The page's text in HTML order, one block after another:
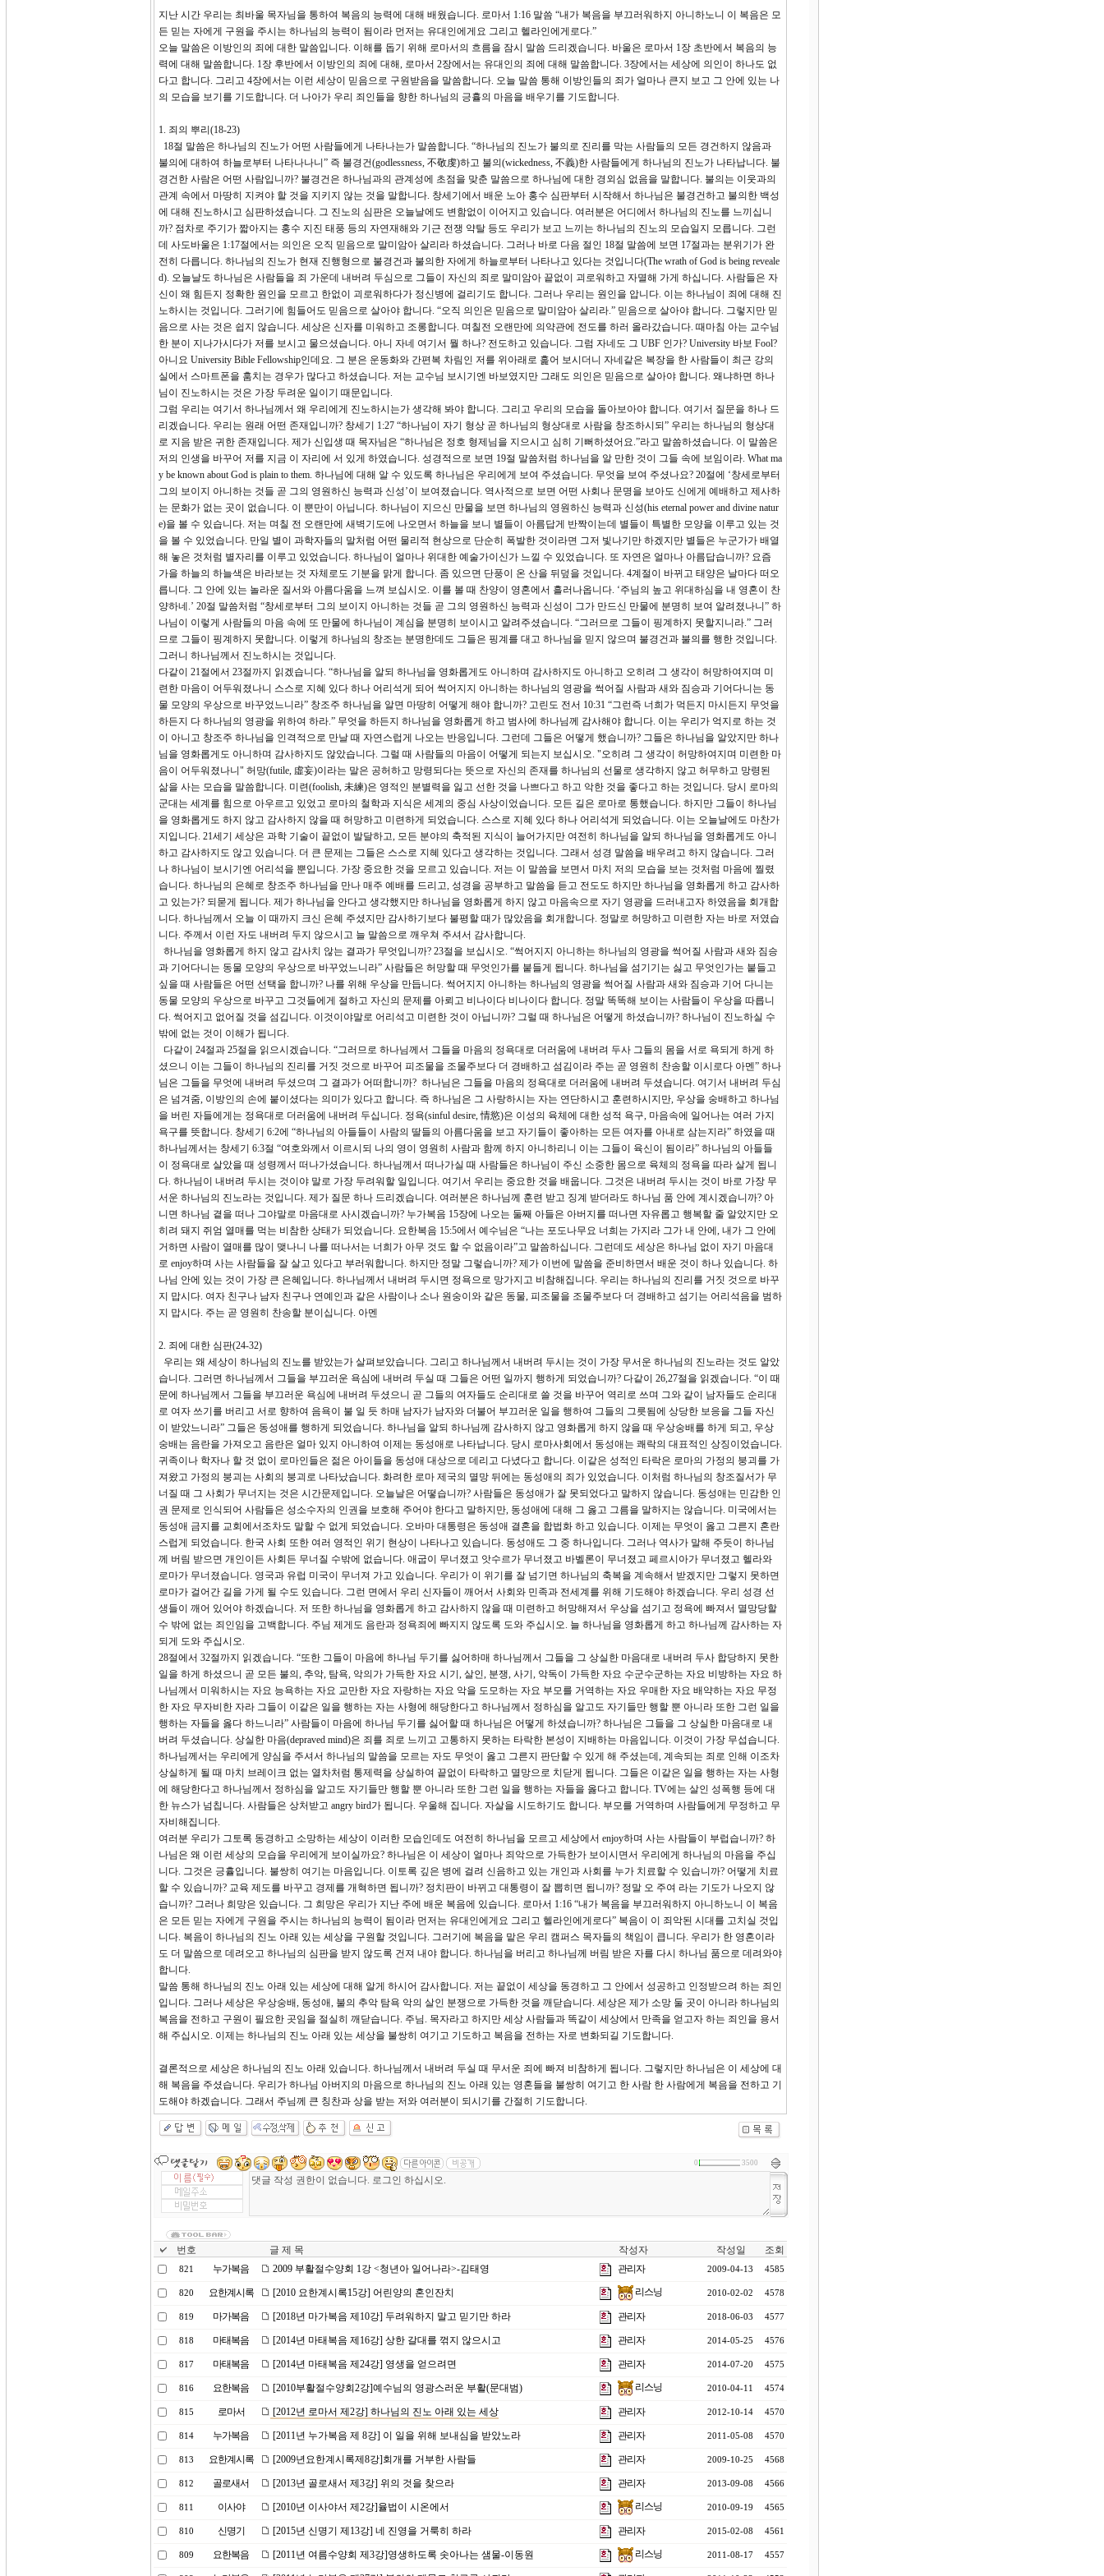
지난 시간 우리는 최바울 목자님을 통하여 복음의 능력에 대해 배웠습니다. 로마서 1:16 말씀 “내가 복음을 부끄러워하지 아니하노니 이 복음은 모
든 믿는 자에게 구원을 주시는 하나님의 능력이 됨이라 먼저는 유대인에게요 그리고 헬라인에게로다.”
오늘 말씀은 이방인의 죄에 대한 말씀입니다. 이해를 돕기 위해 로마서의 흐름을 잠시 말씀 드리겠습니다. 바울은 로마서 1장 초반에서 복음의 능
력에 대해 말씀합니다. 1장 후반에서 이방인의 죄에 대해, 로마서 2장에서는 유대인의 죄에 대해 말씀합니다. 3장에서는 세상에 의인이 하나도 없
다고 합니다. 그리고 4장에서는 이런 세상이 믿음으로 구원받음을 말씀합니다. 오늘 말씀 통해 이방인들의 죄가 얼마나 큰지 보고 그 안에 있는 나
의 모습을 보기를 기도합니다. 더 나아가 우리 죄인들을 향한 하나님의 긍휼의 마음을 배우기를 기도합니다.
1. 죄의 뿌리(18-23)
18절 말씀은 하나님의 진노가 어떤 사람들에게 나타나는가 말씀합니다. “하나님의 진노가 불의로 진리를 막는 사람들의 모든 경건하지 않음과
불의에 대하여 하늘로부터 나타나나니” 즉 불경건(godlessness, 不敬虔)하고 불의(wickedness, 不義)한 사람들에게 하나님의 진노가 나타납니다. 불
경건한 사람은 어떤 사람입니까? 불경건은 하나님과의 관계성에 초점을 맞춘 말씀으로 하나님에 대한 경외심 없음을 말합니다. 불의는 이웃과의
관계 속에서 마땅히 지켜야 할 것을 지키지 않는 것을 말합니다. 창세기에서 배운 노아 홍수 심판부터 시작해서 하나님은 불경건하고 불의한 백성
에 대해 진노하시고 심판하셨습니다. 그 진노의 심판은 오늘날에도 변함없이 이어지고 있습니다. 여러분은 어디에서 하나님의 진노를 느끼십니
까? 점차로 주기가 짧아지는 홍수 지진 태풍 등의 자연재해와 기근 전쟁 약탈 등도 우리가 보고 느끼는 하나님의 진노의 모습일지 모릅니다. 그런
데 사도바울은 1:17절에서는 의인은 오직 믿음으로 말미암아 살리라 하셨습니다. 그러나 바로 다음 절인 18절 말씀에 보면 17절과는 분위기가 완
전히 다릅니다. 하나님의 진노가 현재 진행형으로 불경건과 불의한 자에게 하늘로부터 나타나고 있다는 것입니다(The wrath of God is being reveale
d). 오늘날도 하나님은 사람들을 죄 가운데 내버려 두심으로 그들이 자신의 죄로 말미암아 끝없이 괴로워하고 자멸해 가게 하십니다. 사람들은 자
신이 왜 힘든지 정확한 원인을 모르고 한없이 괴로워하다가 정신병에 걸리기도 합니다. 그러나 우리는 원인을 압니다. 이는 하나님이 죄에 대해 진
노하시는 것입니다. 그러기에 힘들어도 믿음으로 살아야 합니다. “오직 의인은 믿음으로 말미암아 살리라.” 믿음으로 살아야 합니다. 그렇지만 믿
음으로 사는 것은 쉽지 않습니다. 세상은 신자를 미워하고 조롱합니다. 며칠전 오랜만에 의약관에 전도를 하러 올라갔습니다. 때마침 아는 교수님
한 분이 지나가시다가 저를 보시고 물으셨습니다. 아니 자네 여기서 뭘 하나? 전도하고 있습니다. 그럼 자네도 그 UBF 인가? University 바보 Fool?
아니요 University Bible Fellowship인데요. 그 분은 운동화와 간편복 차림인 저를 위아래로 훑어 보시더니 자네같은 복장을 한 사람들이 최근 강의
실에서 스마트폰을 훔치는 경우가 많다고 하셨습니다. 저는 교수님 보시기엔 바보였지만 그래도 의인은 믿음으로 살아야 합니다. 왜냐하면 하나
님이 진노하시는 것은 가장 두려운 일이기 때문입니다.
그럼 우리는 여기서 하나님께서 왜 우리에게 진노하시는가 생각해 봐야 합니다. 그리고 우리의 모습을 돌아보아야 합니다. 여기서 질문을 하나 드
리겠습니다. 우리는 원래 어떤 존재입니까? 창세기 1:27 “하나님이 자기 형상 곧 하나님의 형상대로 사람을 창조하시되” 우리는 하나님의 형상대
로 지음 받은 귀한 존재입니다. 제가 신입생 때 목자님은 “하나님은 정호 형제님을 지으시고 심히 기뻐하셨어요.”라고 말씀하셨습니다. 이 말씀은
저의 인생을 바꾸어 저를 지금 이 자리에 서 있게 하였습니다. 성경적으로 보면 19절 말씀처럼 하나님을 알 만한 것이 그들 속에 보임이라. What ma
y be known about God is plain to them. 하나님에 대해 알 수 있도록 하나님은 우리에게 보여 주셨습니다. 무엇을 보여 주셨나요? 20절에 ‘창세로부터
그의 보이지 아니하는 것들 곧 그의 영원하신 능력과 신성’이 보여졌습니다. 역사적으로 보면 어떤 사회나 문명을 보아도 신에게 예배하고 제사하
는 문화가 없는 곳이 없습니다. 이 뿐만이 아닙니다. 하나님이 지으신 만물을 보면 하나님의 영원하신 능력과 신성(his eternal power and divine natur
e)을 볼 수 있습니다. 저는 며칠 전 오랜만에 새벽기도에 나오면서 하늘을 보니 별들이 아름답게 반짝이는데 별들이 특별한 모양을 이루고 있는 것
을 볼 수 있었습니다. 만일 별이 과학자들의 말처럼 어떤 물리적 현상으로 단순히 폭발한 것이라면 그저 빛나기만 하겠지만 별들은 누군가가 배열
해 놓은 것처럼 별자리를 이루고 있었습니다. 하나님이 얼마나 위대한 예술가이신가 느낄 수 있었습니다. 또 자연은 얼마나 아름답습니까? 요즘
가을 하늘의 하늘색은 바라보는 것 자체로도 기분을 맑게 합니다. 좀 있으면 단풍이 온 산을 뒤덮을 것입니다. 4계절이 바뀌고 태양은 날마다 떠오
릅니다. 그 안에 있는 놀라운 질서와 아름다움을 느껴 보십시오. 이를 볼 때 찬양이 영혼에서 흘러나옵니다. ‘주님의 높고 위대하심을 내 영혼이 찬
양하네.’ 20절 말씀처럼 “창세로부터 그의 보이지 아니하는 것들 곧 그의 영원하신 능력과 신성이 그가 만드신 만물에 분명히 보여 알려졌나니” 하
나님이 이렇게 사람들의 마음 속에 또 만물에 하나님이 계심을 분명히 보이시고 알려주셨습니다. “그러므로 그들이 핑계하지 못할지니라.” 그러
므로 그들이 핑계하지 못합니다. 이렇게 하나님의 창조는 분명한데도 그들은 핑계를 대고 하나님을 믿지 않으며 불경건과 불의를 행한 것입니다.
그러니 하나님께서 진노하시는 것입니다.
다같이 21절에서 23절까지 읽겠습니다. “하나님을 알되 하나님을 영화롭게도 아니하며 감사하지도 아니하고 오히려 그 생각이 허망하여지며 미
련한 마음이 어두워졌나니 스스로 지혜 있다 하나 어리석게 되어 썩어지지 아니하는 하나님의 영광을 썩어질 사람과 새와 짐승과 기어다니는 동
물 모양의 우상으로 바꾸었느니라” 창조주 하나님을 알면 마땅히 어떻게 해야 합니까? 고린도 전서 10:31 “그런즉 너희가 먹든지 마시든지 무엇을
하든지 다 하나님의 영광을 위하여 하라.” 무엇을 하든지 하나님을 영화롭게 하고 범사에 하나님께 감사해야 합니다. 이는 우리가 억지로 하는 것
이 아니고 창조주 하나님을 인격적으로 만날 때 자연스럽게 나오는 반응입니다. 그런데 그들은 어떻게 했습니까? 그들은 하나님을 알았지만 하나
님을 영화롭게도 아니하며 감사하지도 않았습니다. 그럴 때 사람들의 마음이 어떻게 되는지 보십시오. "오히려 그 생각이 허망하여지며 미련한 마
음이 어두워졌나니" 허망(futile, 虛妄)이라는 말은 공허하고 망령되다는 뜻으로 자신의 존재를 하나님의 선물로 생각하지 않고 허무하고 망령된
삶을 사는 모습을 말씀합니다. 미련(foolish, 未練)은 영적인 분별력을 잃고 선한 것을 나쁘다고 하고 악한 것을 좋다고 하는 것입니다. 당시 로마의
군대는 세계를 힘으로 아우르고 있었고 로마의 철학과 지식은 세계의 중심 사상이었습니다. 모든 길은 로마로 통했습니다. 하지만 그들이 하나님
을 영화롭게도 하지 않고 감사하지 않을 때 허망하고 미련하게 되었습니다. 스스로 지혜 있다 하나 어리석게 되었습니다. 이는 오늘날에도 마찬가
지입니다. 21세기 세상은 과학 기술이 끝없이 발달하고, 모든 분야의 축적된 지식이 늘어가지만 여전히 하나님을 알되 하나님을 영화롭게도 아니
하고 감사하지도 않고 있습니다. 더 큰 문제는 그들은 스스로 지혜 있다고 생각하는 것입니다. 그래서 성경 말씀을 배우려고 하지 않습니다. 그러
나 하나님이 보시기엔 어리석을 뿐입니다. 가장 중요한 것을 모르고 있습니다. 저는 이 말씀을 보면서 마치 저의 모습을 보는 것처럼 마음에 찔렸
습니다. 하나님의 은혜로 창조주 하나님을 만나 매주 예배를 드리고, 성경을 공부하고 말씀을 듣고 전도도 하지만 하나님을 영화롭게 하고 감사하
고 있는가? 되묻게 됩니다. 제가 하나님을 안다고 생각했지만 하나님을 영화롭게 하지 않고 마음속으로 자기 영광을 드러내고자 하였음을 회개합
니다. 하나님께서 오늘 이 때까지 크신 은혜 주셨지만 감사하기보다 불평할 때가 많았음을 회개합니다. 정말로 허망하고 미련한 자는 바로 저였습
니다. 주께서 이런 자도 내버려 두지 않으시고 늘 말씀으로 깨우쳐 주셔서 감사합니다.
하나님을 영화롭게 하지 않고 감사치 않는 결과가 무엇입니까? 23절을 보십시오. “썩어지지 아니하는 하나님의 영광을 썩어질 사람과 새와 짐승
과 기어다니는 동물 모양의 우상으로 바꾸었느니라” 사람들은 허망할 때 무엇인가를 붙들게 됩니다. 하나님을 섬기기는 싫고 무엇인가는 붙들고
싶을 때 사람들은 어떤 선택을 합니까? 나를 위해 우상을 만듭니다. 썩어지지 아니하는 하나님의 영광을 썩어질 사람과 새와 짐승과 기어 다니는
동물 모양의 우상으로 바꾸고 그것들에게 절하고 자신의 문제를 아뢰고 비나이다 비나이다 합니다. 정말 똑똑해 보이는 사람들이 우상을 따릅니
다. 썩어지고 없어질 것을 섬깁니다. 이것이야말로 어리석고 미련한 것이 아닙니까? 그럴 때 하나님은 어떻게 하셨습니까? 하나님이 진노하실 수
밖에 없는 것이 이해가 됩니다.
다같이 24절과 25절을 읽으시겠습니다. “그러므로 하나님께서 그들을 마음의 정욕대로 더러움에 내버려 두사 그들의 몸을 서로 욕되게 하게 하
셨으니 이는 그들이 하나님의 진리를 거짓 것으로 바꾸어 피조물을 조물주보다 더 경배하고 섬김이라 주는 곧 영원히 찬송할 이시로다 아멘” 하나
님은 그들을 무엇에 내버려 두셨으며 그 결과가 어떠합니까? 하나님은 그들을 마음의 정욕대로 더러움에 내버려 두셨습니다. 여기서 내버려 두심
은 넘겨줌, 이방인의 손에 붙이셨다는 의미가 있다고 합니다. 즉 하나님은 그 사랑하시는 자는 연단하시고 훈련하시지만, 우상을 숭배하고 하나님
을 버린 자들에게는 정욕대로 더러움에 내버려 두십니다. 정욕(sinful desire, 情慾)은 이성의 육체에 대한 성적 욕구, 마음속에 일어나는 여러 가지
욕구를 뜻합니다. 창세기 6:2에 “하나님의 아들들이 사람의 딸들의 아름다움을 보고 자기들이 좋아하는 모든 여자를 아내로 삼는지라” 하였을 때
하나님께서는 창세기 6:3절 “여호와께서 이르시되 나의 영이 영원히 사람과 함께 하지 아니하리니 이는 그들이 육신이 됨이라” 하나님의 아들들
이 정욕대로 살았을 때 성령께서 떠나가셨습니다. 하나님께서 떠나가실 때 사람들은 하나님이 주신 소중한 몸으로 육체의 정욕을 따라 살게 됩니
다. 하나님이 내버려 두시는 것이야 말로 가장 두려워할 일입니다. 여기서 우리는 중요한 것을 배웁니다. 그것은 내버려 두시는 것이 바로 가장 무
서운 하나님의 진노라는 것입니다. 제가 질문 하나 드리겠습니다. 여러분은 하나님께 훈련 받고 징계 받더라도 하나님 품 안에 계시겠습니까? 아
니면 하나님 곁을 떠나 그야말로 마음대로 사시겠습니까? 누가복음 15장에 나오는 둘째 아들은 아버지를 떠나면 자유롭고 행복할 줄 알았지만 오
히려 돼지 쥐엄 열매를 먹는 비참한 상태가 되었습니다. 요한복음 15:5에서 예수님은 “나는 포도나무요 너희는 가지라 그가 내 안에, 내가 그 안에
거하면 사람이 열매를 많이 맺나니 나를 떠나서는 너희가 아무 것도 할 수 없음이라”고 말씀하십니다. 그런데도 세상은 하나님 없이 자기 마음대
로 enjoy하며 사는 사람들을 잘 살고 있다고 부러워합니다. 하지만 정말 그렇습니까? 제가 이번에 말씀을 준비하면서 배운 것이 하나 있습니다. 하
나님 안에 있는 것이 가장 큰 은혜입니다. 하나님께서 내버려 두시면 정욕으로 망가지고 비참해집니다. 우리는 하나님의 진리를 거짓 것으로 바꾸
지 맙시다. 여자 친구나 남자 친구나 연예인과 같은 사람이나 소나 원숭이와 같은 동물, 피조물을 조물주보다 더 경배하고 섬기는 어리석음을 범하
지 맙시다. 주는 곧 영원히 찬송할 분이십니다. 아멘
2. 죄에 대한 심판(24-32)
우리는 왜 세상이 하나님의 진노를 받았는가 살펴보았습니다. 그리고 하나님께서 내버려 두시는 것이 가장 무서운 하나님의 진노라는 것도 알았
습니다. 그러면 하나님께서 그들을 부끄러운 욕심에 내버려 두실 때 그들은 어떤 일까지 행하게 되었습니까? 다같이 26,27절을 읽겠습니다. “이 때
문에 하나님께서 그들을 부끄러운 욕심에 내버려 두셨으니 곧 그들의 여자들도 순리대로 쓸 것을 바꾸어 역리로 쓰며 그와 같이 남자들도 순리대
로 여자 쓰기를 버리고 서로 향하여 음욕이 불 일 듯 하매 남자가 남자와 더불어 부끄러운 일을 행하여 그들의 그릇됨에 상당한 보응을 그들 자신
이 받았느니라” 그들은 동성애를 행하게 되었습니다. 하나님을 알되 하나님께 감사하지 않고 영화롭게 하지 않을 때 우상숭배를 하게 되고, 우상
숭배는 음란을 가져오고 음란은 얼마 있지 아니하여 이제는 동성애로 나타납니다. 당시 로마사회에서 동성애는 쾌락의 대표적인 상징이었습니다.
귀족이나 학자나 할 것 없이 로마인들은 젊은 아이들을 동성애 대상으로 데리고 다녔다고 합니다. 이같은 성적인 타락은 로마의 가정의 붕괴를 가
져왔고 가정의 붕괴는 사회의 붕괴로 나타났습니다. 화려한 로마 제국의 멸망 뒤에는 동성애의 죄가 있었습니다. 이처럼 하나님의 창조질서가 무
너질 때 그 사회가 무너지는 것은 시간문제입니다. 오늘날은 어떻습니까? 사람들은 동성애가 잘 못되었다고 말하지 않습니다. 동성애는 민감한 인
권 문제로 인식되어 사람들은 성소수자의 인권을 보호해 주어야 한다고 말하지만, 동성애에 대해 그 옳고 그름을 말하지는 않습니다. 미국에서는
동성애 금지를 교회에서조차도 말할 수 없게 되었습니다. 오바마 대통령은 동성애 결혼을 합법화 하고 있습니다. 이제는 무엇이 옳고 그른지 혼란
스럽게 되었습니다. 한국 사회 또한 여러 영적인 위기 현상이 나타나고 있습니다. 동성애도 그 중 하나입니다. 그러나 역사가 말해 주듯이 하나님
께 버림 받으면 개인이든 사회든 무너질 수밖에 없습니다. 애굽이 무너졌고 앗수르가 무너졌고 바벨론이 무너졌고 페르시아가 무너졌고 헬라와
로마가 무너졌습니다. 영국과 유럽 미국이 무너져 가고 있습니다. 우리가 이 위기를 잘 넘기면 하나님의 축복을 계속해서 받겠지만 그렇지 못하면
로마가 걸어간 길을 가게 될 수도 있습니다. 그런 면에서 우리 신자들이 깨어서 사회와 민족과 전세계를 위해 기도해야 하겠습니다. 우리 성경 선
생들이 깨어 있어야 하겠습니다. 저 또한 하나님을 영화롭게 하고 감사하지 않을 때 미련하고 허망해져서 우상을 섬기고 정욕에 빠져서 멸망당할
수 밖에 없는 죄인임을 고백합니다. 주님 제게도 음란과 정욕죄에 빠지지 않도록 도와 주십시오. 늘 하나님을 영화롭게 하고 하나님께 감사하는 자
되게 도와 주십시오.
28절에서 32절까지 읽겠습니다. “또한 그들이 마음에 하나님 두기를 싫어하매 하나님께서 그들을 그 상실한 마음대로 내버려 두사 합당하지 못한
일을 하게 하셨으니 곧 모든 불의, 추악, 탐욕, 악의가 가득한 자요 시기, 살인, 분쟁, 사기, 악독이 가득한 자요 수군수군하는 자요 비방하는 자요 하
나님께서 미워하시는 자요 능욕하는 자요 교만한 자요 자랑하는 자요 악을 도모하는 자요 부모를 거역하는 자요 우매한 자요 배약하는 자요 무정
한 자요 무자비한 자라 그들이 이같은 일을 행하는 자는 사형에 해당한다고 하나님께서 정하심을 알고도 자기들만 행할 뿐 아니라 또한 그런 일을
행하는 자들을 옳다 하느니라” 사람들이 마음에 하나님 두기를 싫어할 때 하나님은 어떻게 하셨습니까? 하나님은 그들을 그 상실한 마음대로 내
버려 두셨습니다. 상실한 마음(depraved mind)은 죄를 죄로 느끼고 고통하지 못하는 타락한 본성이 지배하는 마음입니다. 이것이 가장 무섭습니다.
하나님께서는 우리에게 양심을 주셔서 하나님의 말씀을 모르는 자도 무엇이 옳고 그른지 판단할 수 있게 해 주셨는데, 계속되는 죄로 인해 이조차
상실하게 될 때 마치 브레이크 없는 열차처럼 통제력을 상실하여 끝없이 타락하고 멸망으로 치닫게 됩니다. 그들은 이같은 일을 행하는 자는 사형
에 해당한다고 하나님께서 정하심을 알고도 자기들만 행할 뿐 아니라 또한 그런 일을 행하는 자들을 옳다고 합니다. TV에는 살인 성폭행 등에 대
한 뉴스가 넘칩니다. 사람들은 상처받고 angry bird가 됩니다. 우울해 집니다. 자살을 시도하기도 합니다. 부모를 거역하며 사람들에게 무정하고 무
자비해집니다.
여러분 우리가 그토록 동경하고 소망하는 세상이 이러한 모습인데도 여전히 하나님을 모르고 세상에서 enjoy하며 사는 사람들이 부럽습니까? 하
나님은 왜 이런 세상의 모습을 우리에게 보이실까요? 하나님은 이 세상이 얼마나 죄악으로 가득한가 보이시면서 우리에게 하나님의 마음을 주십
니다. 그것은 긍휼입니다. 불쌍히 여기는 마음입니다. 이토록 깊은 병에 걸려 신음하고 있는 개인과 사회를 누가 치료할 수 있습니까? 어떻게 치료
할 수 있습니까? 교육 제도를 바꾸고 경제를 개혁하면 됩니까? 정치판이 바뀌고 대통령이 잘 뽑히면 됩니까? 정말 오 주여 라는 기도가 나오지 않
습니까? 그러나 희망은 있습니다. 그 희망은 우리가 지난 주에 배운 복음에 있습니다. 로마서 1:16 “내가 복음을 부끄러워하지 아니하노니 이 복음
은 모든 믿는 자에게 구원을 주시는 하나님의 능력이 됨이라 먼저는 유대인에게요 그리고 헬라인에게로다” 복음이 이 죄악된 시대를 고치실 것입
니다. 복음이 하나님의 진노 아래 있는 세상을 구원할 것입니다. 그러기에 복음을 맡은 우리 캠퍼스 목자들의 책임이 큽니다. 우리가 한 영혼이라
도 더 말씀으로 데려오고 하나님의 심판을 받지 않도록 건져 내야 합니다. 하나님을 버리고 하나님께 버림 받은 자를 다시 하나님 품으로 데려와야
합니다.
말씀 통해 하나님의 진노 아래 있는 세상에 대해 알게 하시어 감사합니다. 저는 끝없이 세상을 동경하고 그 안에서 성공하고 인정받으려 하는 죄인
입니다. 그러나 세상은 우상숭배, 동성애, 불의 추악 탐욕 악의 살인 분쟁으로 가득한 것을 깨닫습니다. 세상은 제가 소망 둘 곳이 아니라 하나님의
복음을 전하고 구원이 필요한 곳임을 절실히 깨닫습니다. 주님. 목자라고 하지만 세상 사람들과 똑같이 세상에서 만족을 얻고자 하는 죄인을 용서
해 주십시오. 이제는 하나님의 진노 아래 있는 세상을 불쌍히 여기고 기도하고 복음을 전하는 자로 변화되길 기도합니다.
결론적으로 세상은 하나님의 진노 아래 있습니다. 하나님께서 내버려 두실 때 무서운 죄에 빠져 비참하게 됩니다. 그렇지만 하나님은 이 세상에 대
해 복음을 주셨습니다. 우리가 하나님 아버지의 마음으로 하나님의 진노 아래 있는 영혼들을 불쌍히 여기고 한 사람 한 사람에게 복음을 전하고 기
도해야 하겠습니다. 그래서 주님께 큰 칭찬과 상을 받는 저와 여러분이 되시기를 간절히 기도합니다.
0 3500
번호 글 제 목 작성자 작성일 조회
821 누가복음 2009 부활절수양회 1강 <청년아 일어나라>-김태영 관리자 2009-04-13 4585
820 요한계시록 [2010 요한계시록15강] 어린양의 혼인잔치 리스닝 2010-02-02 4578
819 마가복음 [2018년 마가복음 제10강] 두려워하지 말고 믿기만 하라 관리자 2018-06-03 4577
818 마태복음 [2014년 마태복음 제16강] 상한 갈대를 꺾지 않으시고 관리자 2014-05-25 4576
817 마태복음 [2014년 마태복음 제24강] 영생을 얻으려면 관리자 2014-07-20 4575
816 요한복음 [2010부활절수양회2강]예수님의 영광스러운 부활(문대범) 리스닝 2010-04-11 4574
815 로마서 [2012년 로마서 제2강] 하나님의 진노 아래 있는 세상 관리자 2012-10-14 4570
814 누가복음 [2011년 누가복음 제 8강] 이 일을 위해 보내심을 받았노라 관리자 2011-05-08 4570
813 요한계시록 [2009년요한계시록제8강]회개를 거부한 사람들 관리자 2009-10-25 4568
812 골로새서 [2013년 골로새서 제3강] 위의 것을 찾으라 관리자 2013-09-08 4566
811 이사야 [2010년 이사야서 제2강]율법이 시온에서 리스닝 2010-09-19 4565
810 신명기 [2015년 신명기 제13강] 네 진영을 거룩히 하라 관리자 2015-02-08 4561
809 요한복음 [2011년 여름수양회 제3강]영생하도록 솟아나는 샘물-이동원 리스닝 2011-08-17 4557